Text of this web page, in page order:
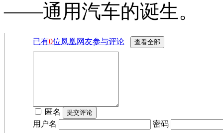
——通用汽车的诞生。
已有0位凤凰网友参与评论
匿名
用户名
密码